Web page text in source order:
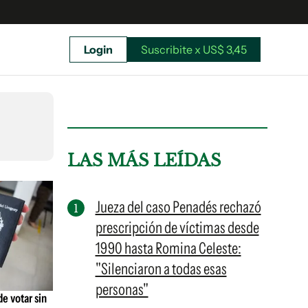
Suscribite x US$ 3,45
Login Suscribite x US$ 3,45
votar sin
LAS MÁS LEÍDAS
Jueza del caso Penadés rechazó
prescripción de víctimas desde
1990 hasta Romina Celeste:
"Silenciaron a todas esas
personas"